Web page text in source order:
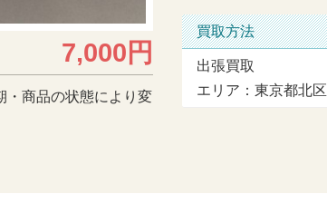
7,000円
商品の状態により変
買取方法
出張買取
エリア：東京都北区